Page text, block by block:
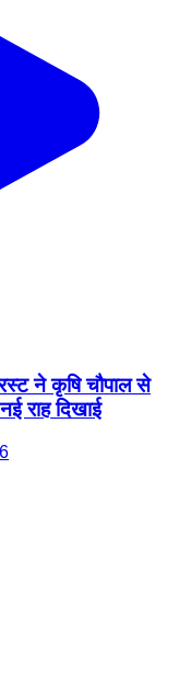
ने कृषि चौपाल से
राह दिखाई